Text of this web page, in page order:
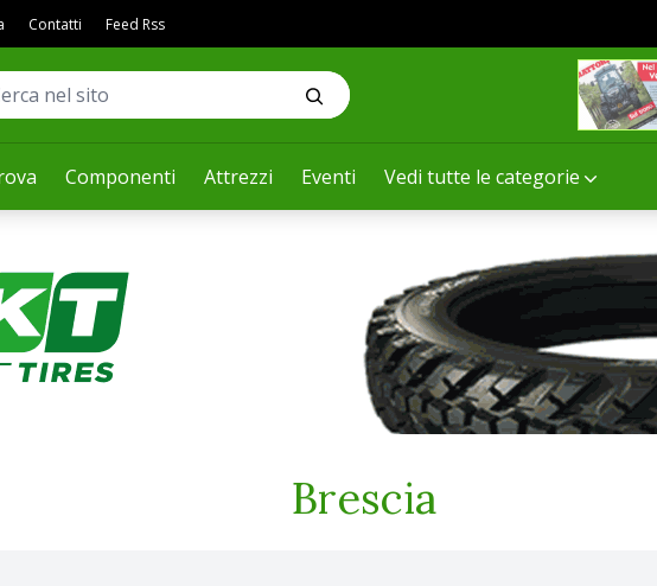
Componenti Attrezzi Eventi Vedi tutte le categorie
Contatti Feed Rss
Brescia